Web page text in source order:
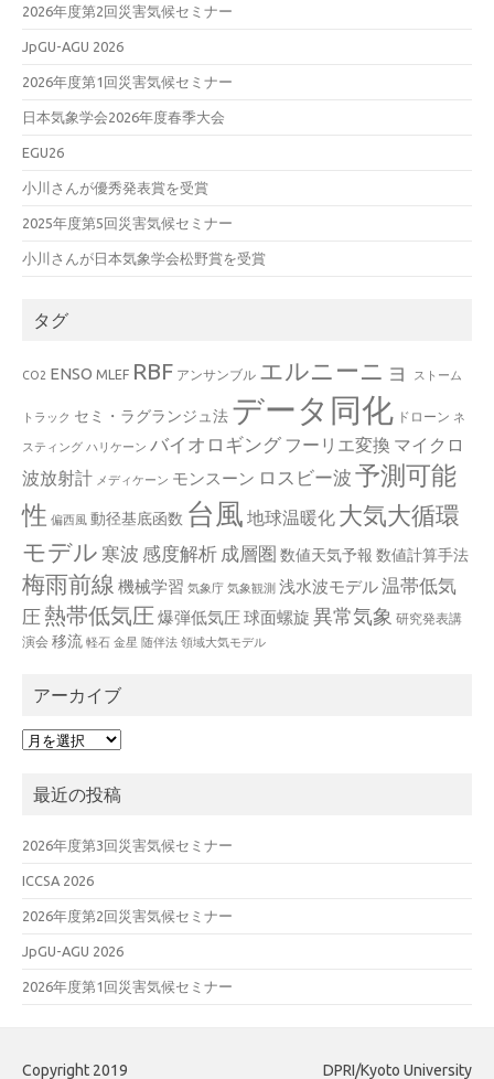
2026年度第2回災害気候セミナー
JpGU-AGU 2026
2026年度第1回災害気候セミナー
日本気象学会2026年度春季大会
EGU26
小川さんが優秀発表賞を受賞
2025年度第5回災害気候セミナー
小川さんが日本気象学会松野賞を受賞
タグ
CO2 ENSO MLEF RBF アンサンブル エルニーニョ ストーム
トラック セミ・ラグランジュ法 データ同化 ドローン ネ
スティング ハリケーン バイオロギング フーリエ変換 マイクロ
波放射計 メディケーン モンスーン ロスビー波 予測可能
性 偏西風 動径基底函数 台風 地球温暖化 大気大循環
モデル 寒波 感度解析 成層圏 数値天気予報 数値計算手法
梅雨前線 機械学習 気象庁 気象観測 浅水波モデル温帯低気
圧 熱帯低気圧爆弾低気圧球面螺旋 異常気象 研究発表講
演会 移流 軽石 金星 随伴法 領域大気モデル
アーカイブ
ア
イ最近の投稿
2026年度第3回災害気候セミナー
ICCSA 2026
2026年度第2回災害気候セミナー
JpGU-AGU 2026
2026年度第1回災害気候セミナー
Copyright 2019 DPRI/Kyoto University